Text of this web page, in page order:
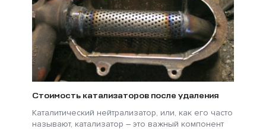
Стоимость катализаторов после удаления
Каталитический нейтрализатор, или, как его часто
называют, катализатор – это важный компонент